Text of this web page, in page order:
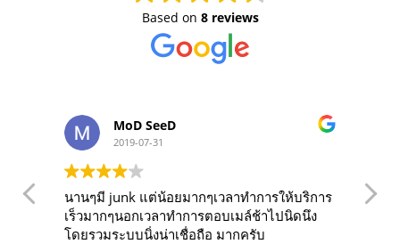
Based on 8 reviews
MoD SeeD
2019-07-31
นานๆมี junk แต่น้อยมากๆเวลาทำการให้บริการ
เร็วมากๆนอกเวลาทำการตอบเมล์ช้าไปนิดนึง
โดยรวมระบบนิ่งน่าเชื่อถือ มากครับ